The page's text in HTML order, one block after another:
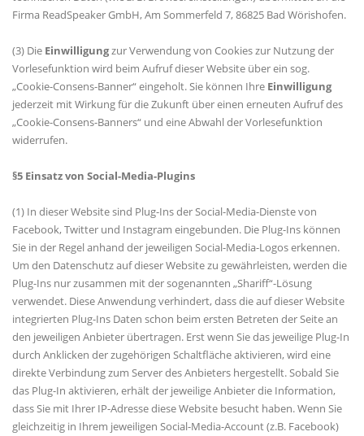
Firma ReadSpeaker GmbH, Am Sommerfeld 7, 86825 Bad Wörishofen.
(3) Die Einwilligungzur Verwendung von Cookies zur Nutzung der
Vorlesefunktion wird beim Aufruf dieser Website über ein sog.
Cookie-Consens-Banner“ eingeholt. Sie können Ihre Einwilligung
jederzeit mit Wirkung für die Zukunft über einen erneuten Aufruf des
Cookie-Consens-Banners“ und eine Abwahl der Vorlesefunktion
widerrufen.
§5 Einsatz von Social-Media-Plugins
(1) In dieser Website sind Plug-Ins der Social-Media-Dienste von
Facebook, Twitter und Instagram eingebunden. Die Plug-Ins können
Sie in der Regel anhand der jeweiligen Social-Media-Logos erkennen.
Um den Datenschutz auf dieser Website zu gewährleisten, werden die
Plug-Ins nur zusammen mit der sogenannten „Shariff“-Lösung
verwendet. Diese Anwendung verhindert, dass die auf dieser Website
integrierten Plug-Ins Daten schon beim ersten Betreten der Seite an
den jeweiligen Anbieter übertragen. Erst wenn Sie das jeweilige Plug-In
durch Anklicken der zugehörigen Schaltfläche aktivieren, wird eine
direkte Verbindung zum Server des Anbieters hergestellt. Sobald Sie
das Plug-In aktivieren, erhält der jeweilige Anbieter die Information,
dass Sie mit Ihrer IP-Adresse diese Website besucht haben. Wenn Sie
gleichzeitig in Ihrem jeweiligen Social-Media-Account (z.B. Facebook)